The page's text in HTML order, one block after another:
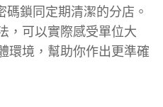
鎖同定期清潔的分店。
，可以實際感受單位大
環境，幫助你作出更準確